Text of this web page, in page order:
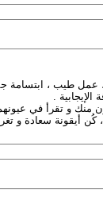
عمل طيب ، ابتسامة
.
و تقرأ في عيونهم
كُن أيقونة سعادة و